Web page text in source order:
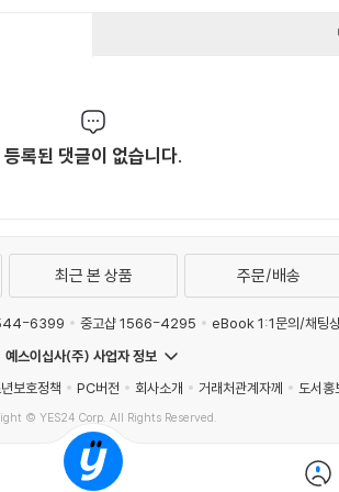
등록된 댓글이 없습니다.
최근 본 상품 주문/배송
6399 중고샵 1566-4295
eBook 1:1문의/채팅
예스이십사(주) 사업자 정보
보호정책 PC버전 회사소개 거래처관계자께 도서홍
© YES24 Corp. All Rights Reserved.